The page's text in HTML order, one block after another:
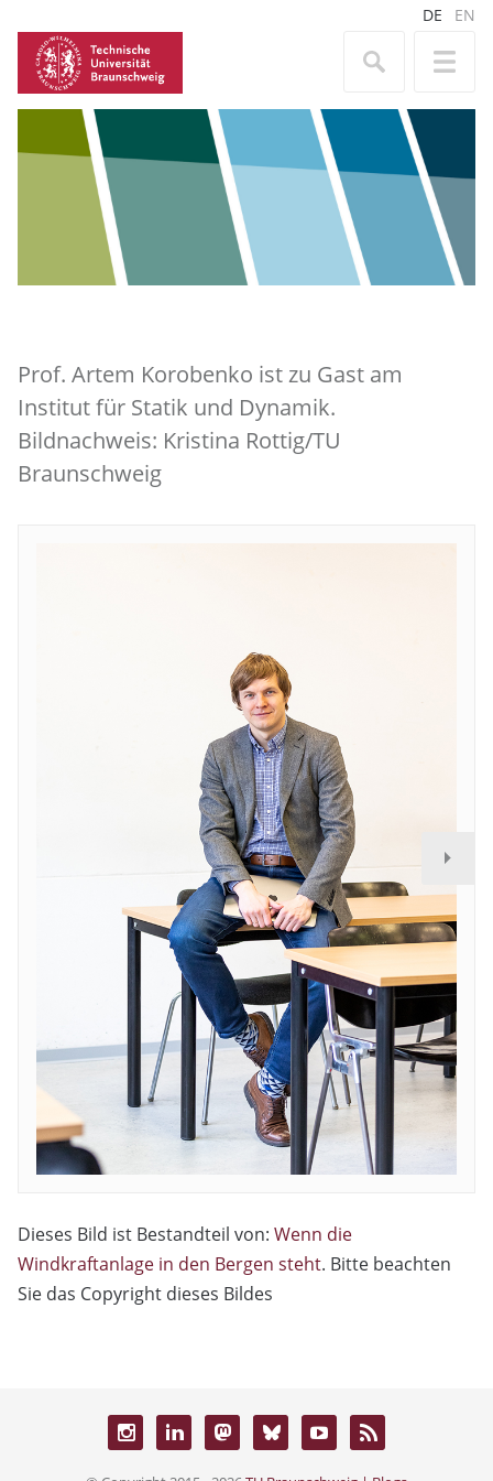
DE EN
Prof. Artem Korobenko ist zu Gast am
Institut für Statik und Dynamik.
Bildnachweis: Kristina Rottig/TU
Braunschweig
Dieses Bild ist Bestandteil von: Wenn die
Windkraftanlage in den Bergen steht. Bitte beachten
Sie das Copyright dieses Bildes